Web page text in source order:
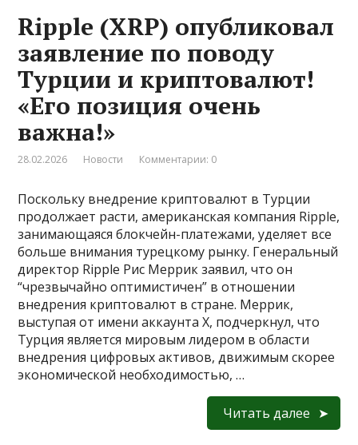
Ripple (XRP) опубликовал
заявление по поводу
Турции и криптовалют!
«Его позиция очень
важна!»
28.02.2026 Новости Комментарии: 0
Поскольку внедрение криптовалют в Турции
продолжает расти, американская компания Ripple,
занимающаяся блокчейн-платежами, уделяет все
больше внимания турецкому рынку. Генеральный
директор Ripple Рис Меррик заявил, что он
“чрезвычайно оптимистичен” в отношении
внедрения криптовалют в стране. Меррик,
выступая от имени аккаунта X, подчеркнул, что
Турция является мировым лидером в области
внедрения цифровых активов, движимым скорее
экономической необходимостью, …
Читать далее